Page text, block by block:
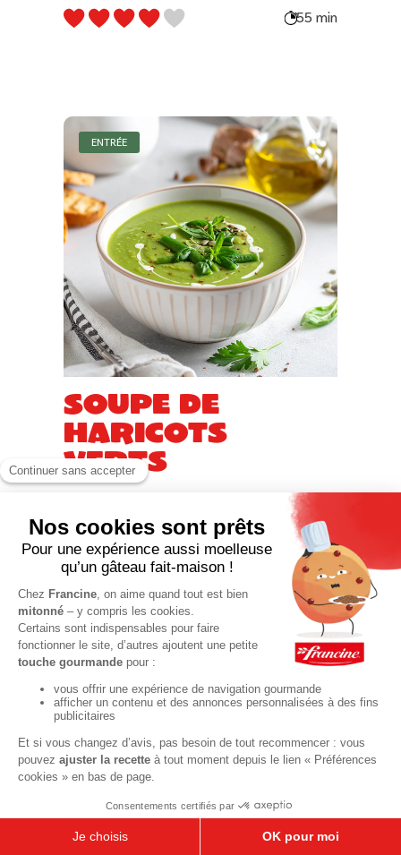
55 min
ENTRÉE
Soupe de
haricots
verts
40 min
la Newsletter